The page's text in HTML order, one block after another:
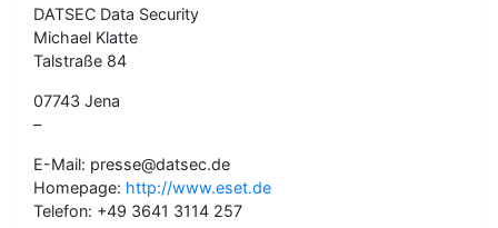
DATSEC Data Security
Michael Klatte
Talstraße 84
07743 Jena
–
E-Mail: presse@datsec.de
Homepage: http://www.eset.de
Telefon: +49 3641 3114 257